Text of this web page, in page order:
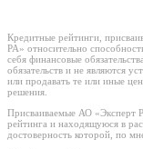
Кредитные рейтинги,
РА» относительно
себя финансовые
обязательств и не являются
или продавать те или иные
решения.
Присваиваемые АО «Эксперт
рейтинга и находящуюся в
достоверность которой, по